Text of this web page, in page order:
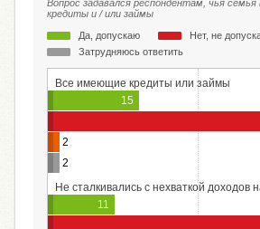
Вопрос задавался респондентам, чья
кредиты и / или займы
Да, допускаю
Нет, не
Затрудняюсь ответить
Все имеющие кредиты или займы
15
2
2
Не сталкивались с нехваткой
11